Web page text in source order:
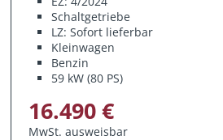
Schaltgetriebe
LZ: Sofort lieferbar
Kleinwagen
Benzin
59 kW (80 PS)
16.490 €
MwSt. ausweisbar